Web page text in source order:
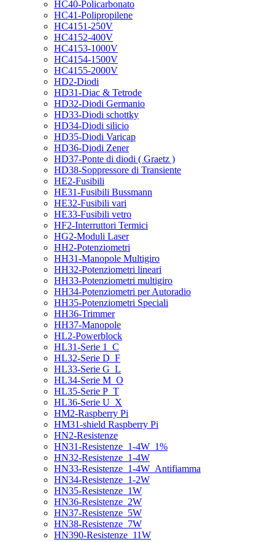
HC40-Policarbonato
HC41-Polipropilene
HC4151-250V
HC4152-400V
HC4153-1000V
HC4154-1500V
HC4155-2000V
HD2-Diodi
HD31-Diac & Tetrode
HD32-Diodi Germanio
HD33-Diodi schottky
HD34-Diodi silicio
HD35-Diodi Varicap
HD36-Diodi Zener
HD37-Ponte di diodi ( Graetz )
HD38-Soppressore di Transiente
HE2-Fusibili
HE31-Fusibili Bussmann
HE32-Fusibili vari
HE33-Fusibili vetro
HF2-Interruttori Termici
HG2-Moduli Laser
HH2-Potenziometri
HH31-Manopole Multigiro
HH32-Potenziometri lineari
HH33-Potenziometri multigiro
HH34-Potenziometri per Autoradio
HH35-Potenziometri Speciali
HH36-Trimmer
HH37-Manopole
HL2-Powerblock
HL31-Serie 1_C
HL32-Serie D_F
HL33-Serie G_L
HL34-Serie M_O
HL35-Serie P_T
HL36-Serie U_X
HM2-Raspberry Pi
HM31-shield Raspberry Pi
HN2-Resistenze
HN31-Resistenze_1-4W_1%
HN32-Resistenze_1-4W
HN33-Resistenze_1-4W_Antifiamma
HN34-Resistenze_1-2W
HN35-Resistenze_1W
HN36-Resistenze_2W
HN37-Resistenze_5W
HN38-Resistenze_7W
HN390-Resistenze_11W